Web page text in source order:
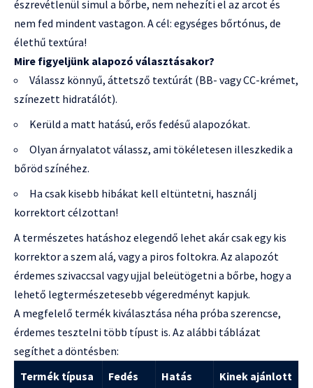
észrevétlenül simul a bőrbe, nem nehezíti el az arcot és
nem fed mindent vastagon. A cél: egységes bőrtónus, de
élethű textúra!
Mire figyeljünk alapozó választásakor?
Válassz könnyű, áttetsző textúrát (BB- vagy CC-krémet,
színezett hidratálót).
Kerüld a matt hatású, erős fedésű alapozókat.
Olyan árnyalatot válassz, ami tökéletesen illeszkedik a
bőröd színéhez.
Ha csak kisebb hibákat kell eltüntetni, használj
korrektort célzottan!
A természetes hatáshoz elegendő lehet akár csak egy kis
korrektor a szem alá, vagy a piros foltokra. Az alapozót
érdemes szivaccsal vagy ujjal beleütögetni a bőrbe, hogy a
lehető legtermészetesebb végeredményt kapjuk.
A megfelelő termék kiválasztása néha próba szerencse,
érdemes tesztelni több típust is. Az alábbi táblázat
segíthet a döntésben:
Termék típusa
Fedés Hatás Kinek ajánlott